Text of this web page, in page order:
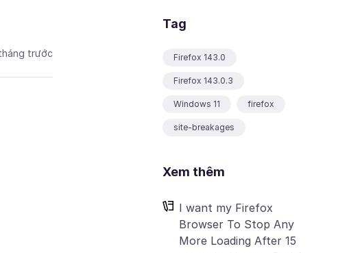
Tag
Firefox 143.0
Firefox 143.0.3
Windows 11 firefox
site-breakages
Xem thêm
I want my Firefox
Browser To Stop Any
More Loading After 15
trước